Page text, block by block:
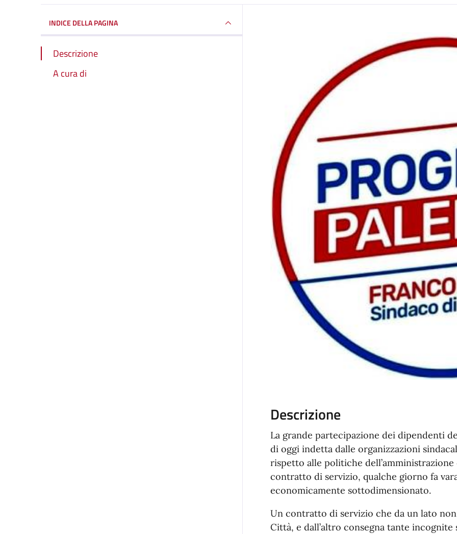
INDICE DELLA PAGINA
Descrizione
A cura di
Descrizione
La grande partecipazione dei dipendenti
di oggi indetta dalle organizzazioni
rispetto alle politiche
contratto di servizio, qualche giorno fa
economicamente sottodimensionato.
Un contratto di servizio che da un lato
Città, e dall’altro consegna tante